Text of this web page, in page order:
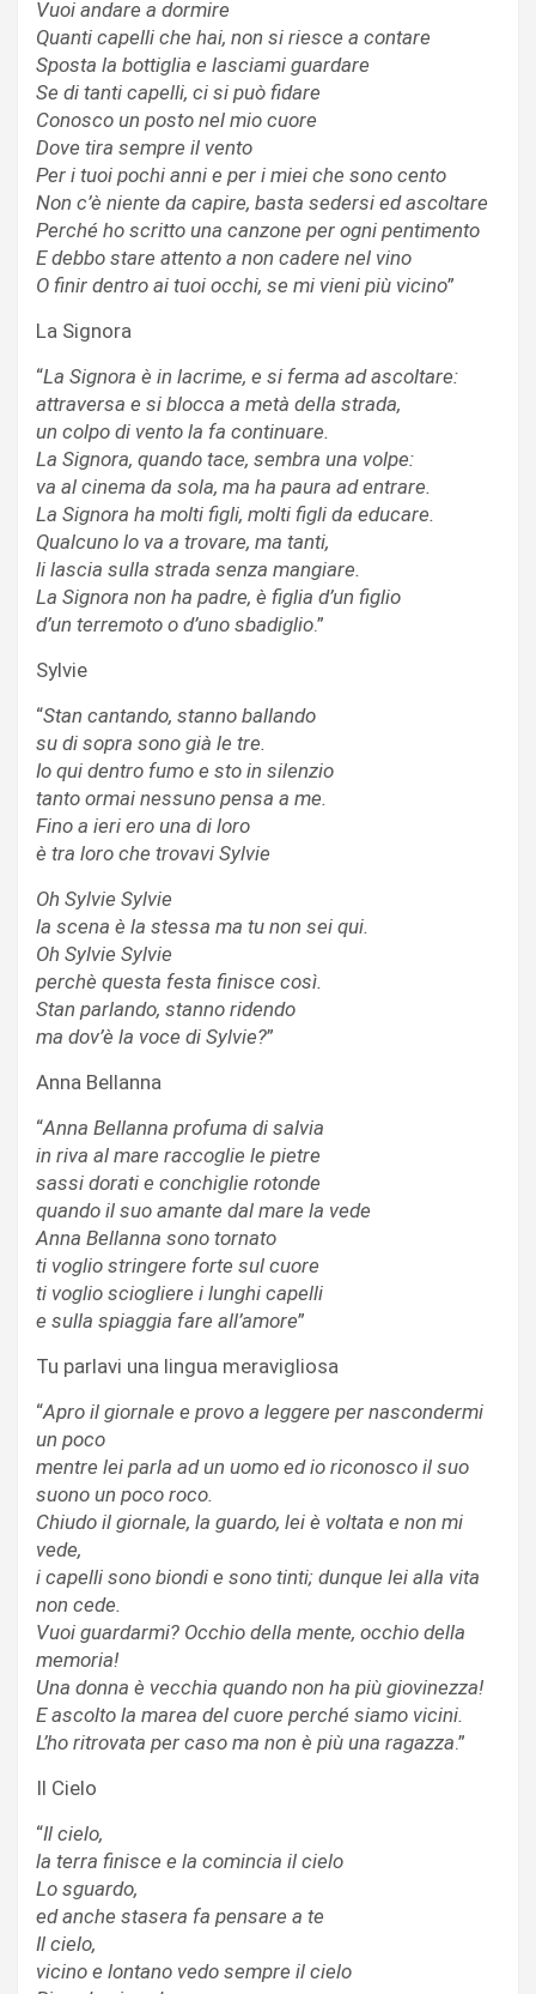
Vuoi andare a dormire
Quanti capelli che hai, non si riesce a contare
Sposta la bottiglia e lasciami guardare
Se di tanti capelli, ci si può fidare
Conosco un posto nel mio cuore
Dove tira sempre il vento
Per i tuoi pochi anni e per i miei che sono cento
Non c’è niente da capire, basta sedersi ed ascoltare
Perché ho scritto una canzone per ogni pentimento
E debbo stare attento a non cadere nel vino
O finir dentro ai tuoi occhi, se mi vieni più vicino”
La Signora
“La Signora è in lacrime, e si ferma ad ascoltare:
attraversa e si blocca a metà della strada,
un colpo di vento la fa continuare.
La Signora, quando tace, sembra una volpe:
va al cinema da sola, ma ha paura ad entrare.
La Signora ha molti figli, molti figli da educare.
Qualcuno lo va a trovare, ma tanti,
li lascia sulla strada senza mangiare.
La Signora non ha padre, è figlia d’un figlio
d’un terremoto o d’uno sbadiglio.”
Sylvie
“Stan cantando, stanno ballando
su di sopra sono già le tre.
Io qui dentro fumo e sto in silenzio
tanto ormai nessuno pensa a me.
Fino a ieri ero una di loro
è tra loro che trovavi Sylvie
Oh Sylvie Sylvie
la scena è la stessa ma tu non sei qui.
Oh Sylvie Sylvie
perchè questa festa finisce così.
Stan parlando, stanno ridendo
ma dov’è la voce di Sylvie?”
Anna Bellanna
“Anna Bellanna profuma di salvia
in riva al mare raccoglie le pietre
sassi dorati e conchiglie rotonde
quando il suo amante dal mare la vede
Anna Bellanna sono tornato
ti voglio stringere forte sul cuore
ti voglio sciogliere i lunghi capelli
e sulla spiaggia fare all’amore”
Tu parlavi una lingua meravigliosa
“Apro il giornale e provo a leggere per nascondermi
un poco
mentre lei parla ad un uomo ed io riconosco il suo
suono un poco roco.
Chiudo il giornale, la guardo, lei è voltata e non mi
vede,
i capelli sono biondi e sono tinti; dunque lei alla vita
non cede.
Vuoi guardarmi? Occhio della mente, occhio della
memoria!
Una donna è vecchia quando non ha più giovinezza!
E ascolto la marea del cuore perché siamo vicini.
L’ho ritrovata per caso ma non è più una ragazza.”
Il Cielo
“Il cielo,
la terra finisce e la comincia il cielo
Lo sguardo,
ed anche stasera fa pensare a te
Il cielo,
vicino e lontano vedo sempre il cielo